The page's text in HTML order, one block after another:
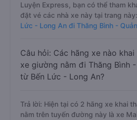
Luyện Express, bạn có thể tham
đặt vé các nhà xe này tại trang này:
Lức - Long An đi Thăng Bình -
Câu hỏi: Các hãng xe nào
xe giường nằm đi Thăng Bình
từ Bến Lức - Long An?
Trả lời: Hiện tại có 2 hãng xe khai
nằm trên tuyến đường này là xe